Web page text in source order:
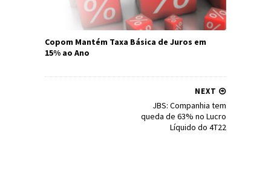
Copom Mantém Taxa Básica de Juros em
15% ao Ano
NEXT
JBS: Companhia tem
queda de 63% no Lucro
Líquido do 4T22